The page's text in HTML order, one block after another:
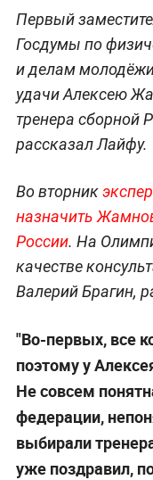
Первый
Госдумы по
и делам
удачи Алексею
тренера сборной
рассказал Лайфу.
Во вторник
назначить
России. На
качестве
Валерий Брагин,
"Во-первых, все
поэтому у
Не совсем
федерации,
выбирали
уже поздравил,